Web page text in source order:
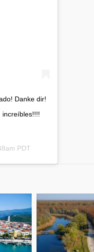
increíbles!!!!
PDT